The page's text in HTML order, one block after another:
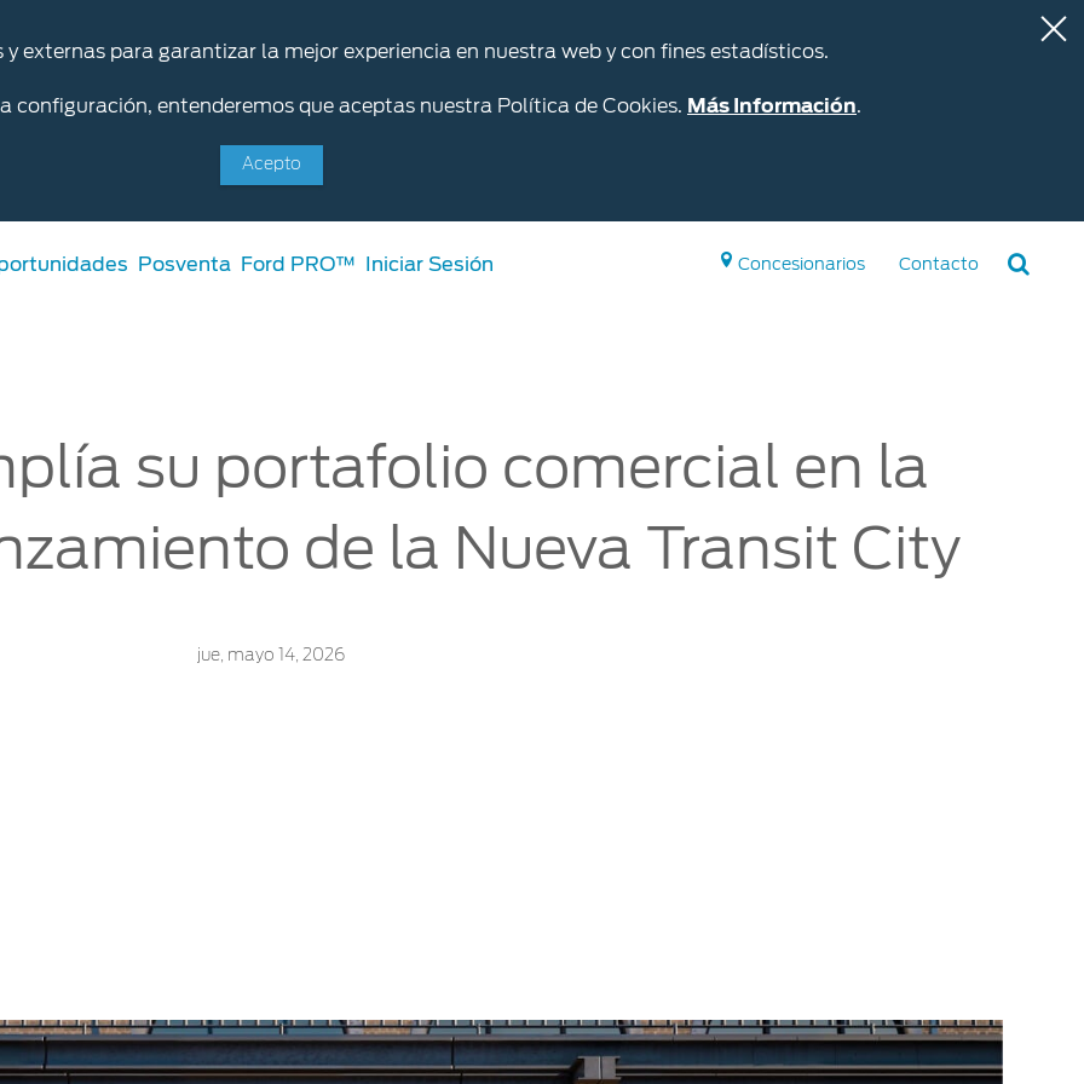
externas para garantizar la mejor experiencia en nuestra web y con fines estadísticos.
configuración, entenderemos que aceptas nuestra Política de Cookies. Más Información.
Acepto
Ford Posventa
Ford Assistance
Accesorios
Concesionarios Contacto
Posventa Ford PRO™ Iniciar Sesión
su portafolio comercial en la
de la Nueva Transit City
jue, mayo 14, 2026